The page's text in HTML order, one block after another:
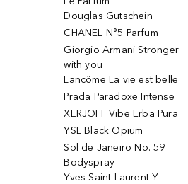
Douglas Gutschein
CHANEL N°5 Parfum
Giorgio Armani Stronger
with you
Lancôme La vie est belle
Prada Paradoxe Intense
XERJOFF Vibe Erba Pura
YSL Black Opium
Sol de Janeiro No. 59
Bodyspray
Yves Saint Laurent Y